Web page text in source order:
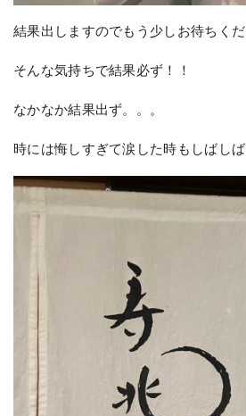
結果出しますのでもう少しお待ちく
そんな気持ちで結果必ず！！
なかなか結果出ず。。。
時には悔しすぎて涙した時もしばしば